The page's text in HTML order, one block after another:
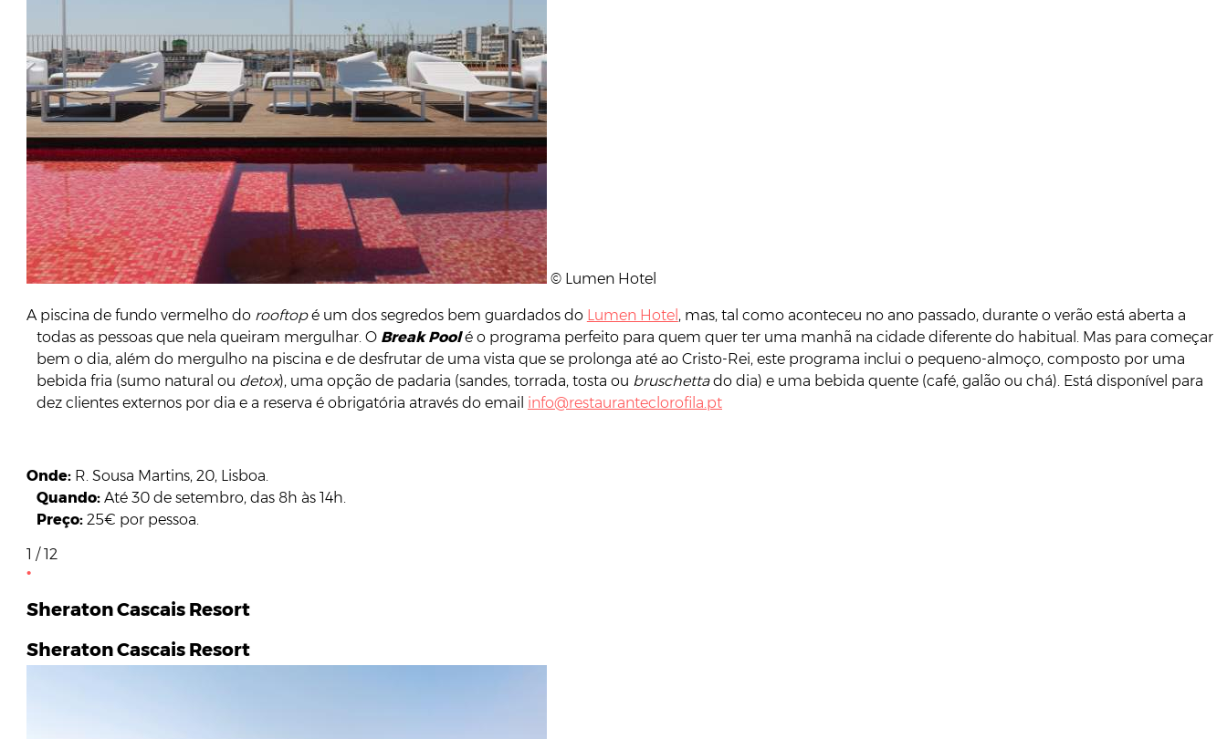
© Lumen Hotel
A piscina de fundo vermelho do rooftopé um dos segredos bem guardados do Lumen Hotel , mas, tal como aconteceu no ano passado, durante o verão está aberta a
todas as pessoas que nela queiram mergulhar. O Break Pool é o programa perfeito para quem quer ter uma manhã na cidade diferente do habitual. Mas para começar
bem o dia, além do mergulho na piscina e de desfrutar de uma vista que se prolonga até ao Cristo-Rei, este programa inclui o pequeno-almoço, composto por uma
bebida fria (sumo natural ou detox), uma opção de padaria (sandes, torrada, tosta ou bruschettado dia) e uma bebida quente (café, galão ou chá). Está disponível para
dez clientes externos por dia e a reserva é obrigatória através do email info@restauranteclorofila.pt
Onde:R. Sousa Martins, 20, Lisboa.
Quando: Até 30 de setembro, das 8h às 14h.
Preço: 25€ por pessoa.
1 / 12
Sheraton Cascais Resort
Sheraton Cascais Resort